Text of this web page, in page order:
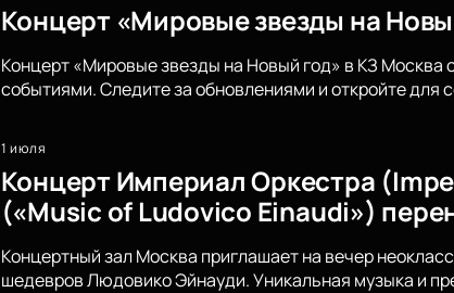
Концерт «Мировые звезды на
Концерт «Мировые звезды на Новый год» в КЗ Москва
событиями. Следите за обновлениями и откройте для
1 июля
Концерт Империал Оркестра
(«Music of Ludovico Einaudi»)
Концертный зал Москва приглашает на вечер
шедевров Людовико Эйнауди. Уникальная музыка и